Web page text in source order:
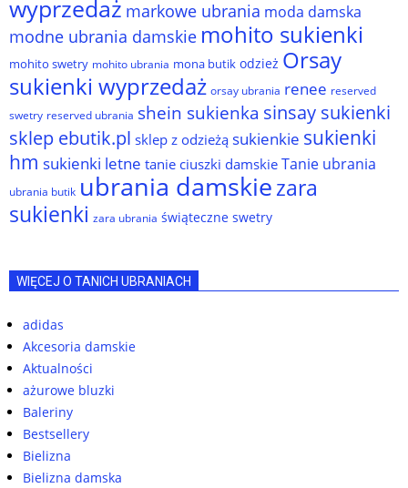
wyprzedaż markowe ubrania moda damska
modne ubrania damskie mohito sukienki
mohito swetry mohito ubrania mona butik odzież Orsay
sukienki wyprzedaż orsay ubrania renee reserved
swetry reserved ubrania shein sukienka sinsay sukienki
sklep ebutik.pl sklep z odzieżą sukienkie sukienki
hm sukienki letne tanie ciuszki damskie Tanie ubrania
ubrania butik ubrania damskiezara
sukienki zara ubrania świąteczne swetry
WIĘCEJ O TANICH UBRANIACH
adidas
Akcesoria damskie
Aktualności
ażurowe bluzki
Baleriny
Bestsellery
Bielizna
Bielizna damska